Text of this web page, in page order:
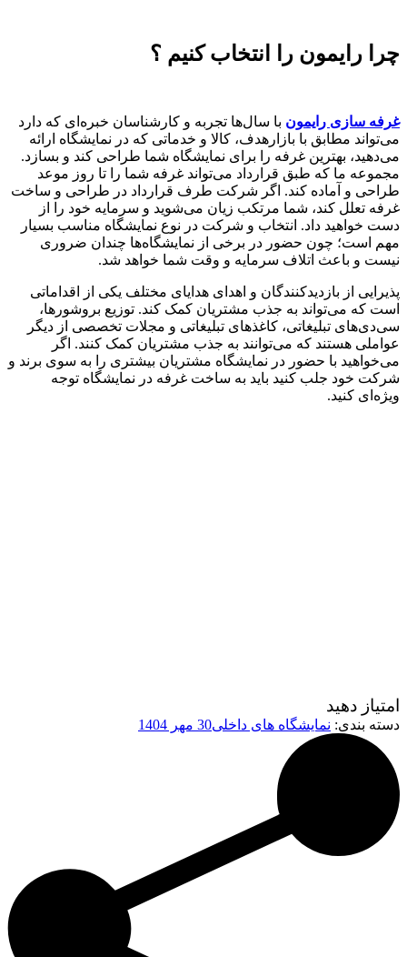
چرا رایمون را انتخاب کنیم ؟
غرفه سازی رایمون با سال‌ها تجربه و کارشناسان خبره‌ای که دارد
می‌تواند مطابق با بازارهدف، کالا و خدماتی که در نمایشگاه ارائه
می‌دهید، بهترین غرفه را برای نمایشگاه شما طراحی کند و بسازد.
مجموعه ما که طبق قرارداد می‌تواند غرفه شما را تا روز موعد
طراحی و آماده کند. اگر شرکت طرف قرارداد در طراحی و ساخت
غرفه تعلل کند، شما مرتکب زیان می‌شوید و سرمایه خود را از
دست خواهید داد. انتخاب و شرکت در نوع نمایشگاه مناسب بسیار
مهم است؛ چون حضور در برخی از نمایشگاه‌ها چندان ضروری
نیست و باعث اتلاف سرمایه و وقت شما خواهد شد.
پذیرایی از بازدید‌کنندگان و اهدای هدایای مختلف یکی از اقداماتی
است که می‌تواند به جذب مشتریان کمک کند. توزیع بروشورها،
سی‌دی‌های تبلیغاتی، کاغذهای تبلیغاتی و مجلات تخصصی از دیگر
عواملی هستند که می‌توانند به جذب مشتریان کمک کنند. اگر
می‌خواهید با حضور در نمایشگاه مشتریان بیشتری را به سوی برند و
شرکت خود جلب کنید باید به ساخت غرفه در نمایشگاه توجه
ویژه‌ای کنید.
امتیاز دهید
دسته بندی: نمایشگاه های داخلی30 مهر 1404